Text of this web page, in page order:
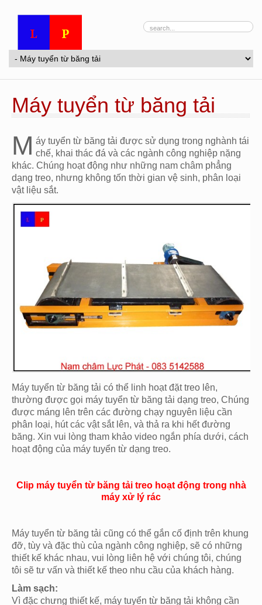
Máy tuyển từ băng tải
M áy tuyển từ băng tải được sử dụng trong nghành tái
chế, khai thác đá và các ngành công nghiệp nặng
khác. Chúng hoạt động như những nam châm phẳng
dạng treo, nhưng không tốn thời gian vệ sinh, phân loại
vật liệu sắt.
Máy tuyển từ băng tải có thể linh hoạt đặt treo lên,
thường được gọi máy tuyển từ băng tải dạng treo, Chúng
được máng lên trên các đường chạy nguyên liệu cần
phân loại, hút các vật sắt lên, và thả ra khi hết đường
băng. Xin vui lòng tham khảo video ngắn phía dưới, cách
hoạt động của máy tuyển từ dạng treo.
Clip máy tuyển từ băng tải treo hoạt động trong nhà
máy xử lý rác
Máy tuyển từ băng tải cũng có thể gắn cố định trên khung
đỡ, tùy và đặc thù của ngành công nghiệp, sẽ có những
thiết kế khác nhau, vui lòng liên hệ với chúng tôi, chúng
tôi sẽ tư vấn và thiết kế theo nhu cầu của khách hàng.
Làm sạch:
Vì đặc chưng thiết kế, máy tuyển từ băng tải không cần